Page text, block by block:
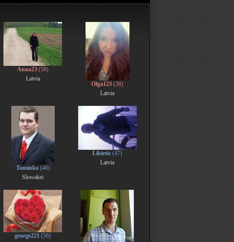
Anna23 (58)
Latvia
Olga123 (38)
Latvia
Tominko(48)
Slowakei
Libietis (47)
Latvia
george221 (56)